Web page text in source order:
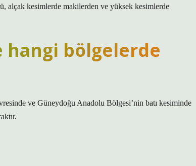
alçak kesimlerde makilerden ve yüksek kesimlerde
hangi bölgelerde
ve Güneydoğu Anadolu Bölgesi’nin batı kesiminde